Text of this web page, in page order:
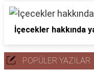
İçecekler hakkında
POPÜLER YAZILAR